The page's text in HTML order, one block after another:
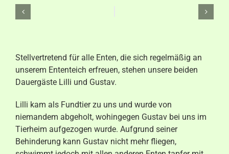
Aktuelles
Stellvertretend für alle Enten, die sich regelmäßig an
unserem Ententeich erfreuen, stehen unsere beiden
Dauergäste Lilli und Gustav.
Lilli kam als Fundtier zu uns und wurde von
niemandem abgeholt, wohingegen Gustav bei uns im
Tierheim aufgezogen wurde. Aufgrund seiner
Behinderung kann Gustav nicht mehr fliegen,